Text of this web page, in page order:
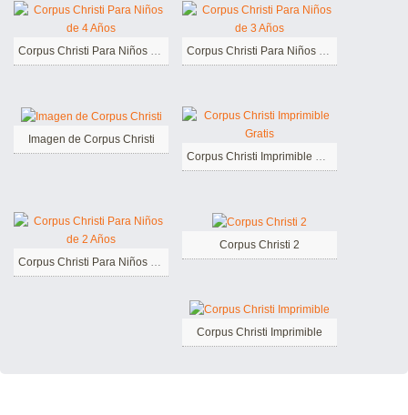
Corpus Christi Para Niños de 4 Años Corpus Christi Para Niños de 3 Años
Imagen de Corpus Christi
Corpus Christi Imprimible Gratis
Corpus Christi Para Niños de 2 Años
Corpus Christi 2
Corpus Christi Imprimible